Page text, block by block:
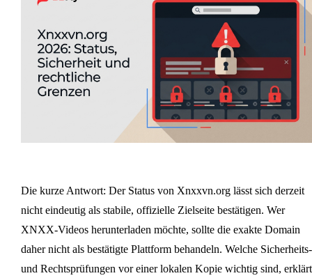
Die kurze Antwort: Der Status von Xnxxvn.org lässt sich derzeit
nicht eindeutig als stabile, offizielle Zielseite bestätigen. Wer
XNXX-Videos herunterladen möchte, sollte die exakte Domain
daher nicht als bestätigte Plattform behandeln. Welche Sicherheits-
und Rechtsprüfungen vor einer lokalen Kopie wichtig sind, erklärt